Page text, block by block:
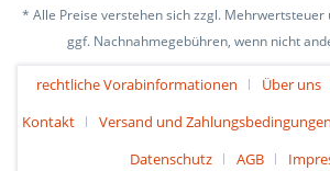
* Alle Preise verstehen sich zzgl. Mehrwertsteuer
ggf. Nachnahmegebühren, wenn nicht
rechtliche Vorabinformationen Über uns
Kontakt
Versand und Zahlungsbedingungen
Datenschutz
AGB